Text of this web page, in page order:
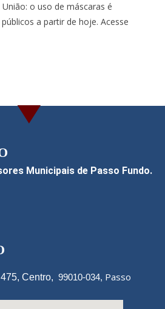
o uso de máscaras é
a partir de hoje. Acesse
Municipais de Passo Fundo.
Centro, 99010-034, Passo